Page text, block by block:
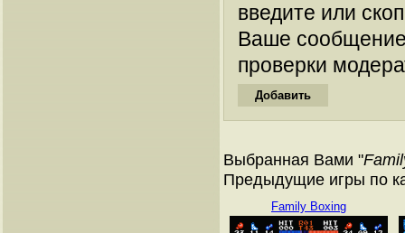
введите или
Ваше
проверки
Выбранная Вами "
Предыдущие игры по
Family Boxing